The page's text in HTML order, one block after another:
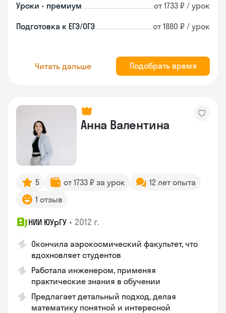
Уроки - премиум от 1733 ₽ / урок
Подготовка к ЕГЭ/ОГЭ от 1880 ₽ / урок
Читать дальше Подобрать время
Анна Валентина
5 от 1733 ₽ за урок
12 лет опыта
1 отзыв
НИИ ЮУрГУ • 2012 г.
Окончила аэрокосмический факультет, что
вдохновляет студентов
Работала инженером, применяя
практические знания в обучении
Предлагает детальный подход, делая
математику понятной и интересной